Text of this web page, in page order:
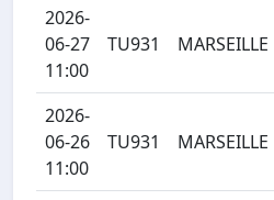
2026-
06-27
11:00
TU931 MARSEILLE
2026-
06-26
11:00
TU931 MARSEILLE